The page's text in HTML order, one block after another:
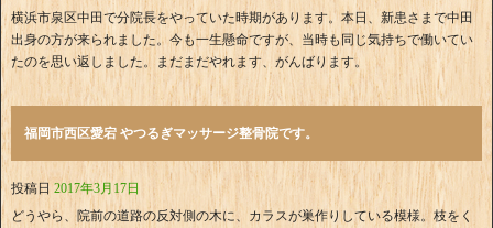
横浜市泉区中田で分院長をやっていた時期があります。本日、新患さまで中田
出身の方が来られました。今も一生懸命ですが、当時も同じ気持ちで働いてい
たのを思い返しました。まだまだやれます、がんばります。
福岡市西区愛宕 やつるぎマッサージ整骨院です。
投稿日 2017年3月17日
どうやら、院前の道路の反対側の木に、カラスが巣作りしている模様。枝をく